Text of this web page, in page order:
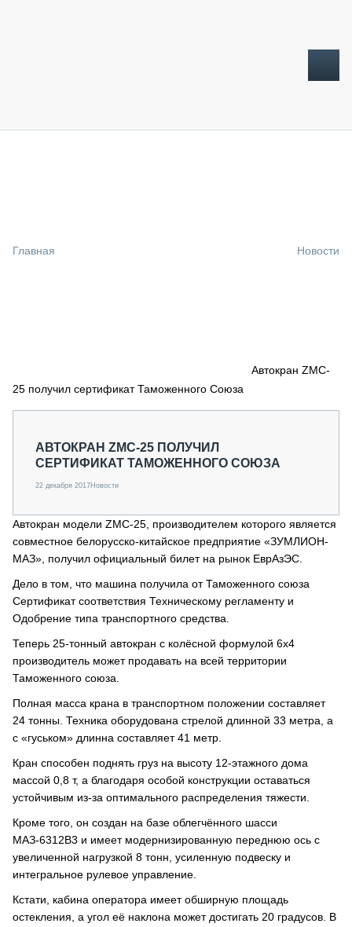
СПЕЦПРОЕКТЫ
О ПРОЕКТЕ
Главная Новости
Автокран ZMC-
25 получил сертификат Таможенного Союза
АВТОКРАН ZMC-25 ПОЛУЧИЛ
СЕРТИФИКАТ ТАМОЖЕННОГО СОЮЗА
22 декабря 2017Новости
Автокран модели ZMC-25, производителем которого является
совместное белорусско-китайское предприятие «ЗУМЛИОН-
МАЗ», получил официальный билет на рынок ЕврАзЭС.
Дело в том, что машина получила от Таможенного союза
Сертификат соответствия Техническому регламенту и
Одобрение типа транспортного средства.
Теперь 25-тонный автокран с колёсной формулой 6х4
производитель может продавать на всей территории
Таможенного союза.
Полная масса крана в транспортном положении составляет
24 тонны. Техника оборудована стрелой длинной 33 метра, а
с «гуськом» длинна составляет 41 метр.
Кран способен поднять груз на высоту 12-этажного дома
массой 0,8 т, а благодаря особой конструкции оставаться
устойчивым из-за оптимального распределения тяжести.
Кроме того, он создан на базе облегчённого шасси
МАЗ-6312В3 и имеет модернизированную переднюю ось с
увеличенной нагрузкой 8 тонн, усиленную подвеску и
интегральное рулевое управление.
Кстати, кабина оператора имеет обширную площадь
остекления, а угол её наклона может достигать 20 градусов. В